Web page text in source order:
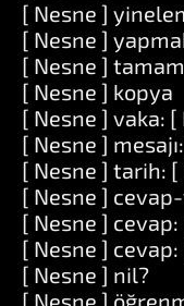
[ Nesne ]
[ Nesne ]
[ Nesne ] tamam
[ Nesne ] kopya
[ Nesne ] vaka: [
[ Nesne ]
[ Nesne ] tarih: [
[ Nesne ]
[ Nesne ]
[ Nesne ]
[ Nesne ] nil?
[ Nesne ]